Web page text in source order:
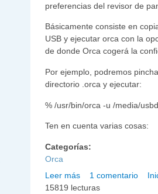
preferencias del revisor de
Básicamente consiste en
USB y ejecutar orca con la
de donde Orca cogerá la
Por ejemplo, podremos
directorio .orca y ejecutar:
% /usr/bin/orca -u /media/
Ten en cuenta varias cosas:
Categorías:
Orca
Leer más sobre ¡ Llévate Orca
1 comentario
15819 lecturas